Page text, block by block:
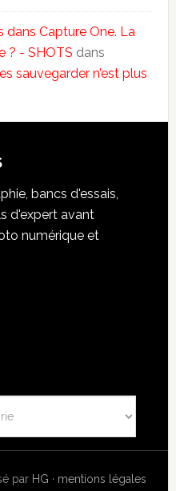
dans Capture One. La
? - SHOTS dans
sauvegarder n’est plus
bancs d'essais,
d'expert avant
numérique et
par HG · mentions légales